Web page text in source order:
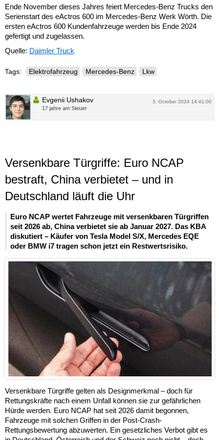
Ende November dieses Jahres feiert Mercedes-Benz Trucks den
Serienstart des eActros 600 im Mercedes-Benz Werk Wörth. Die
ersten eActros 600 Kundenfahrzeuge werden bis Ende 2024
gefertigt und zugelassen.
Quelle: Daimler Truck
Tags: Elektrofahrzeug Mercedes-Benz Lkw
3. October 2024 14:41:00
Evgenii Ushakov
17 jahre am Steuer
Versenkbare Türgriffe: Euro NCAP
bestraft, China verbietet – und in
Deutschland läuft die Uhr
Euro NCAP wertet Fahrzeuge mit versenkbaren Türgriffen
seit 2026 ab, China verbietet sie ab Januar 2027. Das KBA
diskutiert – Käufer von Tesla Model S/X, Mercedes EQE
oder BMW i7 tragen schon jetzt ein Restwertsrisiko.
Versenkbare Türgriffe gelten als Designmerkmal – doch für
Rettungskräfte nach einem Unfall können sie zur gefährlichen
Hürde werden. Euro NCAP hat seit 2026 damit begonnen,
Fahrzeuge mit solchen Griffen in der Post-Crash-
Rettungsbewertung abzuwerten. Ein gesetzliches Verbot gibt es